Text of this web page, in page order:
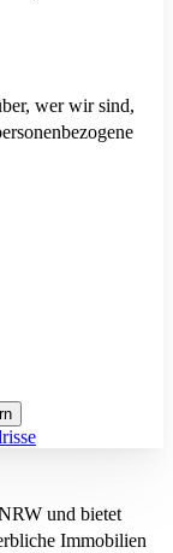
wer wir sind,
und bietet
Immobilien